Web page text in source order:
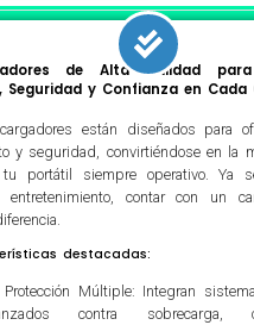
de Alta Calidad
Seguridad y Confianza en Cada
están diseñados para
y seguridad, convirtiéndose en la
tu portátil siempre operativo. Ya
contar con un
destacadas:
Protección Múltiple: Integran
contra sobrecarga,